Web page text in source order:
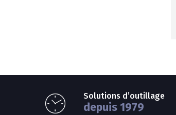
Solutions d’outillage
depuis 1979